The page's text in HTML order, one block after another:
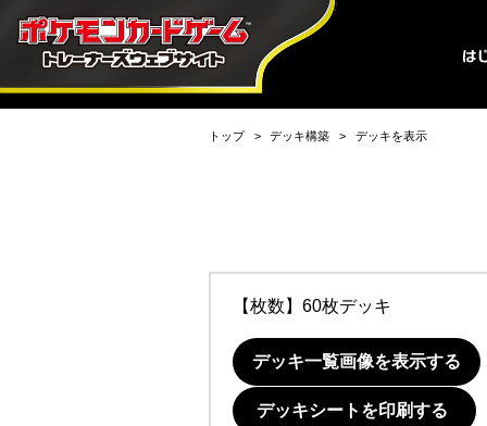
トップ デッキ構築 デッキを表示
【枚数】60枚デッキ
デッキ一覧画像を表示する
デッキシートを印刷する